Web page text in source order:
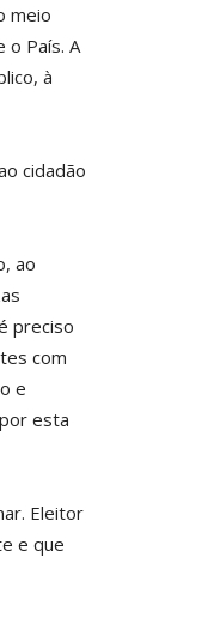
meio
o País. A
à
cidadão
ao
preciso
com
e
esta
Eleitor
e que